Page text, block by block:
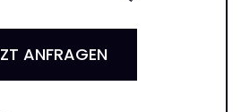
ANFRAGEN